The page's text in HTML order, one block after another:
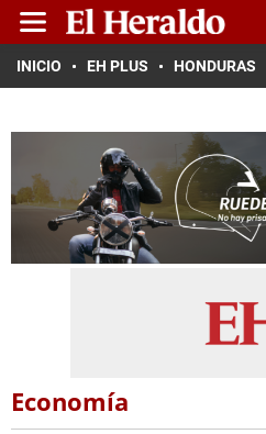
INICIO EH PLUS HONDURAS
Economía